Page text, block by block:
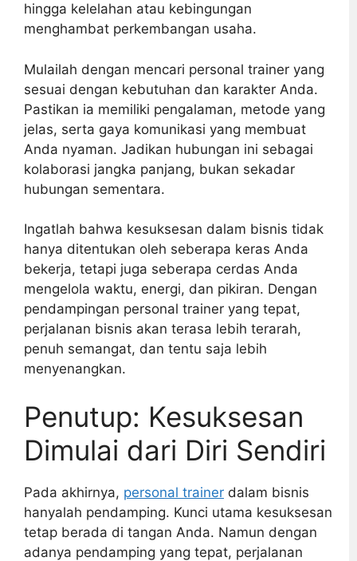
hingga kelelahan atau kebingungan
menghambat perkembangan usaha.
Mulailah dengan mencari personal trainer yang
sesuai dengan kebutuhan dan karakter Anda.
Pastikan ia memiliki pengalaman, metode yang
jelas, serta gaya komunikasi yang membuat
Anda nyaman. Jadikan hubungan ini sebagai
kolaborasi jangka panjang, bukan sekadar
hubungan sementara.
Ingatlah bahwa kesuksesan dalam bisnis tidak
hanya ditentukan oleh seberapa keras Anda
bekerja, tetapi juga seberapa cerdas Anda
mengelola waktu, energi, dan pikiran. Dengan
pendampingan personal trainer yang tepat,
perjalanan bisnis akan terasa lebih terarah,
penuh semangat, dan tentu saja lebih
menyenangkan.
Penutup: Kesuksesan
Dimulai dari Diri Sendiri
Pada akhirnya, personal trainer dalam bisnis
hanyalah pendamping. Kunci utama kesuksesan
tetap berada di tangan Anda. Namun dengan
adanya pendamping yang tepat, perjalanan